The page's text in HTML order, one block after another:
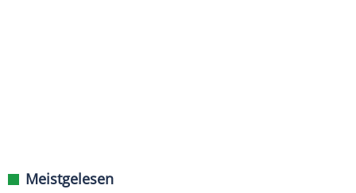
Meistgelesen